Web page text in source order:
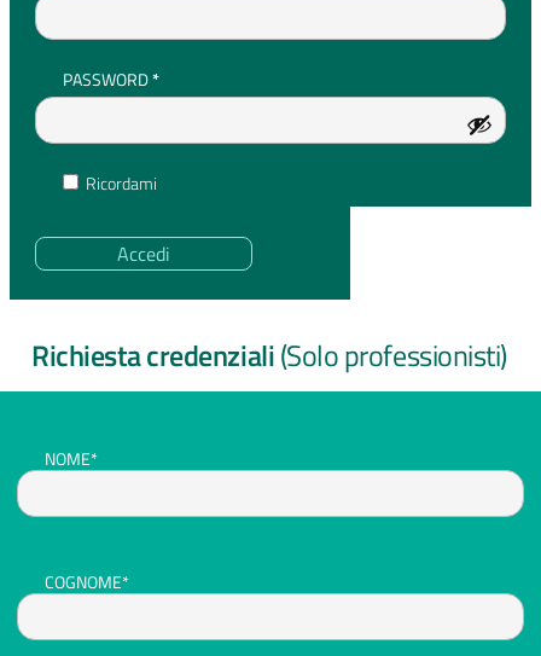
PASSWORD*RICHIESTO
Ricordami
Accedi
Richiesta credenziali(Solo professionisti)
NOME*
COGNOME*